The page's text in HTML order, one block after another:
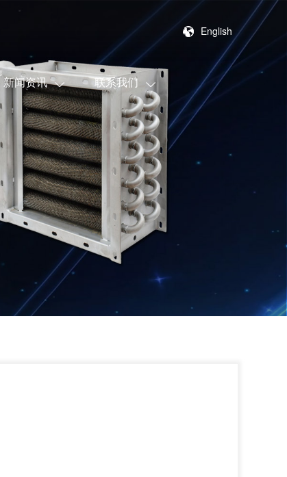
English
新闻资讯 联系我们